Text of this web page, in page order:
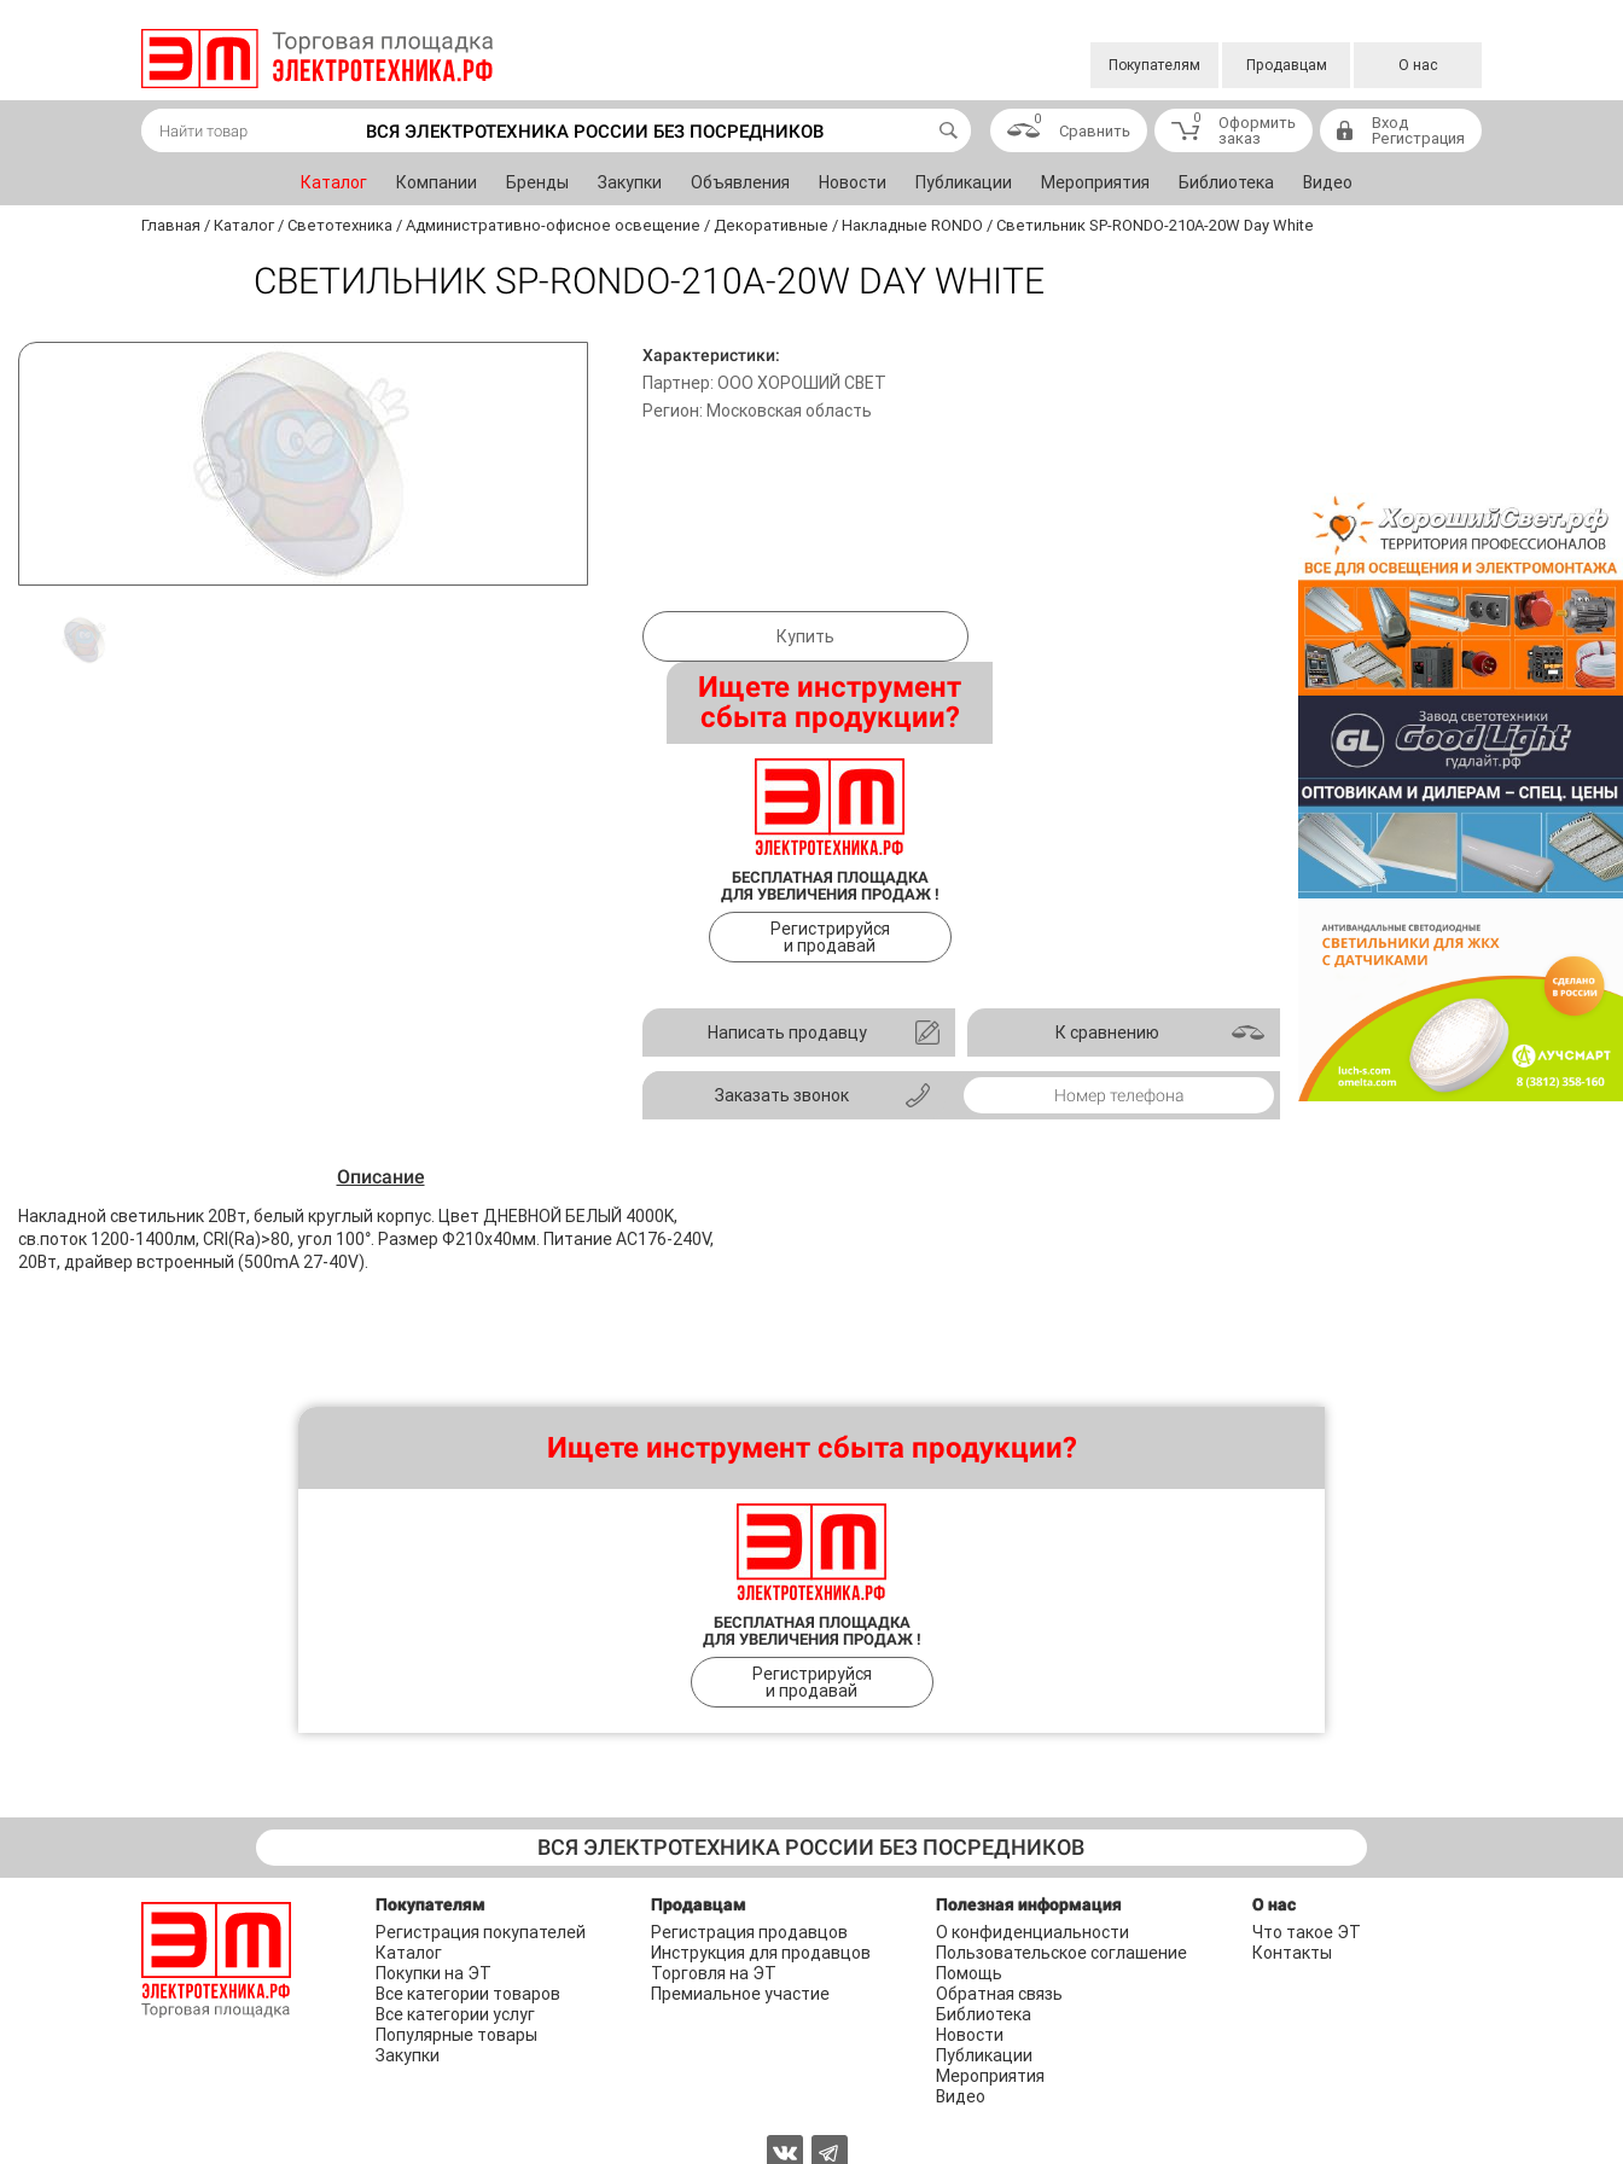
Покупателям Продавцам О нас
ВСЯ ЭЛЕКТРОТЕХНИКА РОССИИ БЕЗ ПОСРЕДНИКОВ
0
Сравнить
0
Оформить
заказ
Вход
Регистрация
Каталог Компании Бренды Закупки Объявления Новости Публикации Мероприятия Библиотека Видео
Главная / Каталог / Светотехника / Административно-офисное освещение / Декоративные / Накладные RONDO / Светильник SP-RONDO-210A-20W Day White
СВЕТИЛЬНИК SP-RONDO-210A-20W DAY WHITE
Характеристики:
Партнер: ООО ХОРОШИЙ СВЕТ
Регион: Московская область
Купить
Ищете инструмент
сбыта продукции?
БЕСПЛАТНАЯ ПЛОЩАДКА
ДЛЯ УВЕЛИЧЕНИЯ ПРОДАЖ !
Регистрируйся
и продавай
Написать продавцу К сравнению
Заказать звонок
Описание
Накладной светильник 20Вт, белый круглый корпус. Цвет ДНЕВНОЙ БЕЛЫЙ 4000K,
св.поток 1200-1400лм, CRI(Ra)>80, угол 100°. Размер Ф210x40мм. Питание AC176-240V,
20Вт, драйвер встроенный (500mA 27-40V).
Ищете инструмент сбыта продукции?
БЕСПЛАТНАЯ ПЛОЩАДКА
ДЛЯ УВЕЛИЧЕНИЯ ПРОДАЖ !
Регистрируйся
и продавай
ВСЯ ЭЛЕКТРОТЕХНИКА РОССИИ БЕЗ ПОСРЕДНИКОВ
Покупателям
Регистрация покупателей
Каталог
Покупки на ЭТ
Все категории товаров
Все категории услуг
Популярные товары
Закупки
Продавцам
Регистрация продавцов
Инструкция для продавцов
Торговля на ЭТ
Премиальное участие
Полезная информация
О конфиденциальности
Пользовательское соглашение
Помощь
Обратная связь
Библиотека
Новости
Публикации
Мероприятия
Видео
О нас
Что такое ЭТ
Контакты